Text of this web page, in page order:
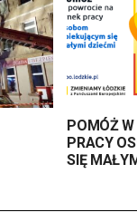
POMÓŻ W
PRACY
SIĘ